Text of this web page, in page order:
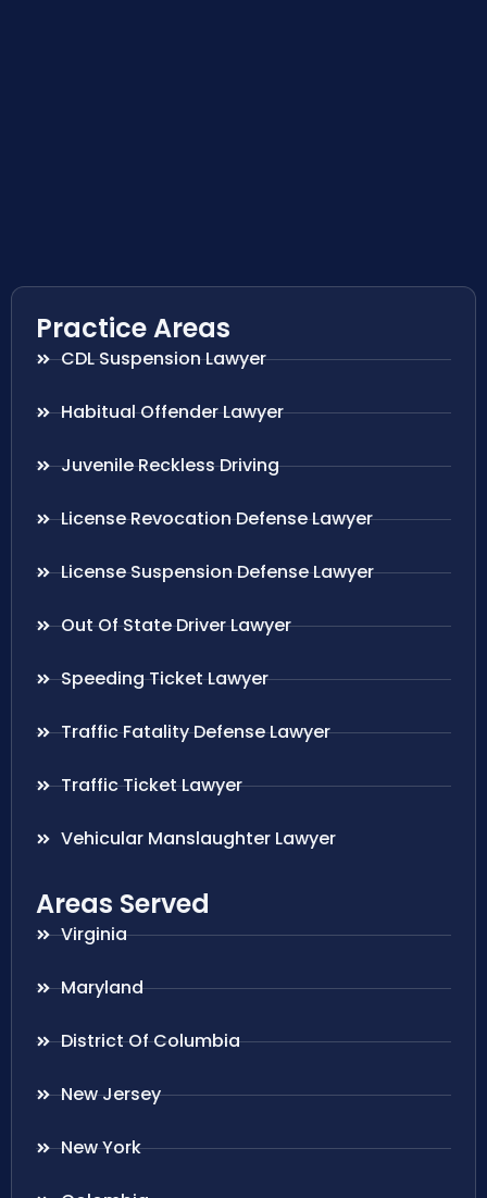
Practice Areas
CDL Suspension Lawyer
Habitual Offender Lawyer
Juvenile Reckless Driving
License Revocation Defense Lawyer
License Suspension Defense Lawyer
Out Of State Driver Lawyer
Speeding Ticket Lawyer
Traffic Fatality Defense Lawyer
Traffic Ticket Lawyer
Vehicular Manslaughter Lawyer
Areas Served
Virginia
Maryland
District Of Columbia
New Jersey
New York